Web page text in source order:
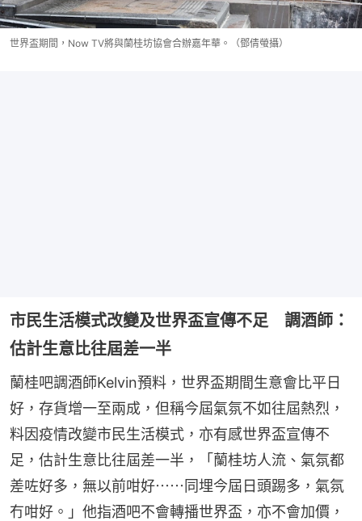
世界盃期間，Now TV將與蘭桂坊協會合辦嘉年華。（鄧倩螢攝）
市民生活模式改變及世界盃宣傳不足 調酒師：
估計生意比往屆差一半
蘭桂吧調酒師Kelvin預料，世界盃期間生意會比平日
好，存貨增一至兩成，但稱今屆氣氛不如往屆熱烈，
料因疫情改變市民生活模式，亦有感世界盃宣傳不
足，估計生意比往屆差一半，「蘭桂坊人流、氣氛都
差咗好多，無以前咁好⋯⋯同埋今屆日頭踢多，氣氛
冇咁好。」他指酒吧不會轉播世界盃，亦不會加價，